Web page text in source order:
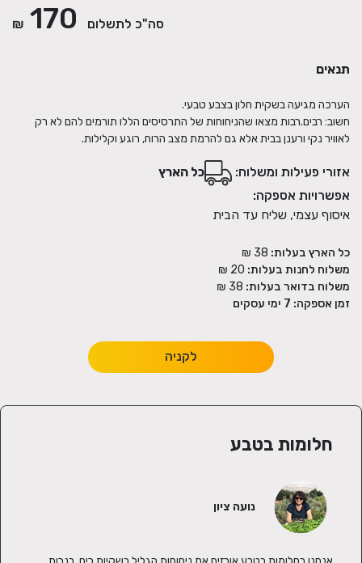
סה"כ לתשלום 170
₪
תנאים
חשוב: רבים.רבות מצאו שהניחוחות של התרסיסים הללו תורמים להם לא רק
לאוויר נקי ורענן בבית אלא גם להרמת מצב הרוח, רוגע וקלילות.
אזורי פעילות ומשלוח:
כל הארץ
אפשרויות אספקה:
איסוף עצמי, שליח עד הבית
כל הארץ בעלות:
משלוח לחנות בעלות:
משלוח בדואר בעלות:
זמן אספקה: 7 ימי עסקים
לקניה
חלומות בטבע
נועה ציון